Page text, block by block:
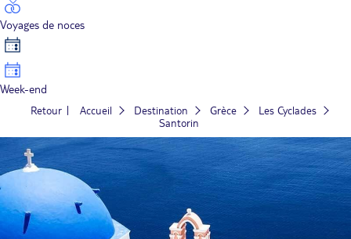
Voyages de noces
Week-end
Retour Accueil Destination Grèce
Les Cyclades
Santorin